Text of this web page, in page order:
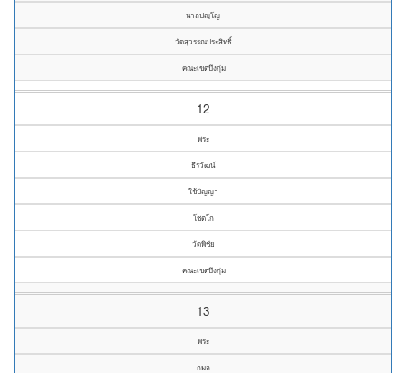
นาถปญฺโญ
วัดสุวรรณประสิทธิ์
คณะเขตบึงกุ่ม
12
พระ
ธีรวัฒน์
ใช้ปัญญา
โชตโก
วัดพิชัย
คณะเขตบึงกุ่ม
13
พระ
กมล